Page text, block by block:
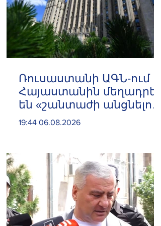
Ռուսաստանի ԱԳՆ-ում
Հայաստանին մեղադրել
են «շանտաժի անցնելու
փորձերի» մեջ
19:44 06.08.2026